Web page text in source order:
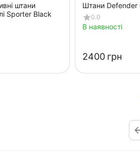
штани
Sporter Black
0.0
В наявності
‍2400‍ грн